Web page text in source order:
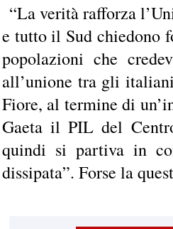
“La verità rafforza
e tutto il Sud chiedono
popolazioni che
all’unione tra gli
Fiore, al termine di
Gaeta il PIL del
quindi si partiva in
dissipata”. Forse la